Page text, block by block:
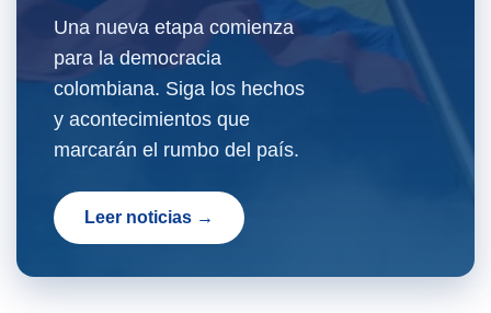
Una nueva etapa comienza
para la democracia
colombiana. Siga los hechos
y acontecimientos que
marcarán el rumbo del país.
Leer noticias →